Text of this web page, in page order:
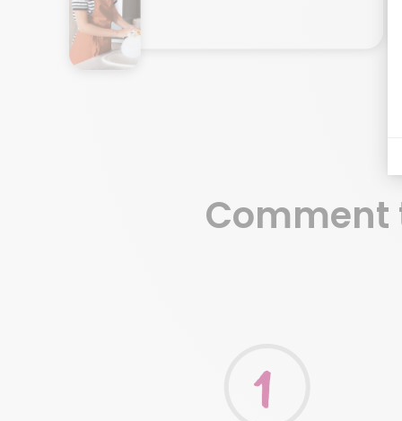
Comment